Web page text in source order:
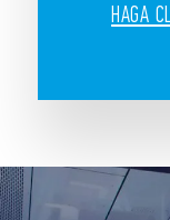
HAGA